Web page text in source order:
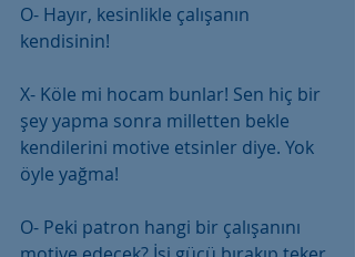
O- Hayır, kesinlikle çalışanın
kendisinin!
X- Köle mi hocam bunlar! Sen hiç bir
şey yapma sonra milletten bekle
kendilerini motive etsinler diye. Yok
öyle yağma!
O- Peki patron hangi bir çalışanını